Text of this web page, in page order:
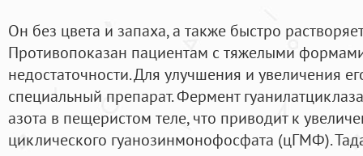
Он без цвета и запаха, а также быстро
Противопоказан пациентам с тяжелыми
недостаточности. Для улучшения и увеличения
специальный препарат. Фермент
азота в пещеристом теле, что приводит к
циклического гуанозинмонофосфата (цГМФ).